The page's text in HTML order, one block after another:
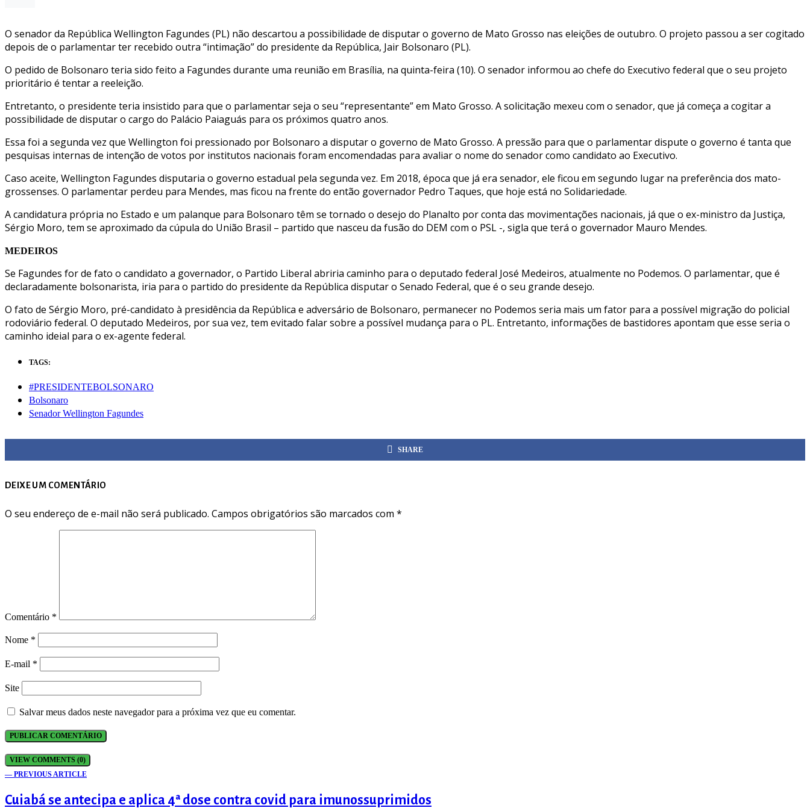
O senador da República Wellington Fagundes (PL) não descartou a possibilidade de disputar o governo de Mato Grosso nas eleições de outubro. O projeto passou a ser cogitado
depois de o parlamentar ter recebido outra “intimação” do presidente da República, Jair Bolsonaro (PL).
O pedido de Bolsonaro teria sido feito a Fagundes durante uma reunião em Brasília, na quinta-feira (10). O senador informou ao chefe do Executivo federal que o seu projeto
prioritário é tentar a reeleição.
Entretanto, o presidente teria insistido para que o parlamentar seja o seu “representante” em Mato Grosso. A solicitação mexeu com o senador, que já começa a cogitar a
possibilidade de disputar o cargo do Palácio Paiaguás para os próximos quatro anos.
Essa foi a segunda vez que Wellington foi pressionado por Bolsonaro a disputar o governo de Mato Grosso. A pressão para que o parlamentar dispute o governo é tanta que
pesquisas internas de intenção de votos por institutos nacionais foram encomendadas para avaliar o nome do senador como candidato ao Executivo.
Caso aceite, Wellington Fagundes disputaria o governo estadual pela segunda vez. Em 2018, época que já era senador, ele ficou em segundo lugar na preferência dos mato-
grossenses. O parlamentar perdeu para Mendes, mas ficou na frente do então governador Pedro Taques, que hoje está no Solidariedade.
A candidatura própria no Estado e um palanque para Bolsonaro têm se tornado o desejo do Planalto por conta das movimentações nacionais, já que o ex-ministro da Justiça,
Sérgio Moro, tem se aproximado da cúpula do União Brasil – partido que nasceu da fusão do DEM com o PSL -, sigla que terá o governador Mauro Mendes.
MEDEIROS
Se Fagundes for de fato o candidato a governador, o Partido Liberal abriria caminho para o deputado federal José Medeiros, atualmente no Podemos. O parlamentar, que é
declaradamente bolsonarista, iria para o partido do presidente da República disputar o Senado Federal, que é o seu grande desejo.
O fato de Sérgio Moro, pré-candidato à presidência da República e adversário de Bolsonaro, permanecer no Podemos seria mais um fator para a possível migração do policial
rodoviário federal. O deputado Medeiros, por sua vez, tem evitado falar sobre a possível mudança para o PL. Entretanto, informações de bastidores apontam que esse seria o
caminho ideial para o ex-agente federal.
TAGS:
#PRESIDENTEBOLSONARO
Bolsonaro
Senador Wellington Fagundes
SHARE
DEIXE UM COMENTÁRIO
O seu endereço de e-mail não será publicado. Campos obrigatórios são marcados com *
Comentário *
Nome *
E-mail *
Site
Salvar meus dados neste navegador para a próxima vez que eu comentar.
VIEW COMMENTS (0)
— PREVIOUS ARTICLE
Cuiabá se antecipa e aplica 4ª dose contra covid para imunossuprimidos